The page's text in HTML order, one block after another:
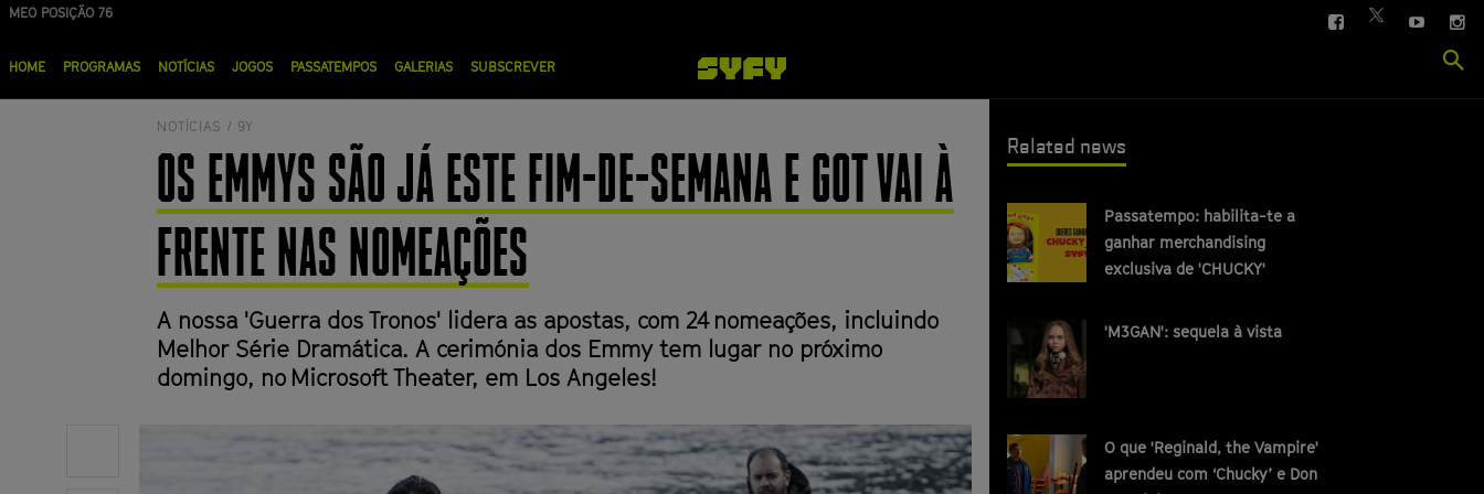
Passar
MEO POSIÇÃO 76
NOS POSIÇÃO 90 FACEBOOK
TWITTER
YOUTUBE
principal
HOME PROGRAMAS NOTÍCIAS JOGOS PASSATEMPOS GALERIAS SUBSCREVER
NOTÍCIAS / 9Y
OS EMMYS SÃO JÁ ESTE FIM-DE-SEMANA E GOT VAI À
FRENTE NAS NOMEAÇÕES
A nossa 'Guerra dos Tronos' lidera as apostas, com 24 nomeações, incluindo
Melhor Série Dramática. A cerimónia dos Emmy tem lugar no próximo
domingo, no Microsoft Theater, em Los Angeles!
Related news
Passatempo: habilita-te a
ganhar merchandising
exclusiva de 'CHUCKY'
'M3GAN': sequela à vista
O que 'Reginald, the Vampire'
aprendeu com ‘Chucky’ e Don